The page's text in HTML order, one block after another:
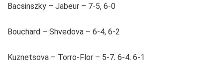
Bacsinszky – Jabeur – 7-5, 6-0
Bouchard – Shvedova – 6-4, 6-2
Kuznetsova – Torro-Flor – 5-7, 6-4, 6-1